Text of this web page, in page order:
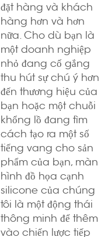
đặt hàng và khách
hàng hơn và hơn
nữa. Cho dù bạn là
một doanh nghiệp
nhỏ đang cố gắng
thu hút sự chú ý hơn
đến thương hiệu của
bạn hoặc một chuỗi
khổng lồ đang tìm
cách tạo ra một số
tiếng vang cho sản
phẩm của bạn, màn
hình đồ họa cạnh
silicone của chúng
tôi là một động thái
thông minh để thêm
vào chiến lược tiếp